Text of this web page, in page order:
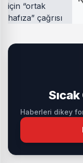
Haberleri dikey